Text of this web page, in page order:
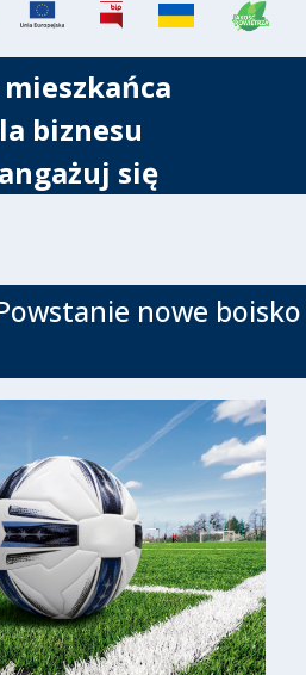
mieszkańca
biznesu
się
nowe boisko